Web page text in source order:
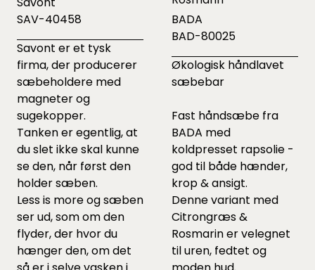
SAV-40458
Savont er et tysk
firma, der producerer
sæbeholdere med
magneter og
sugekopper.
Tanken er egentlig, at
du slet ikke skal kunne
se den, når først den
holder sæben.
Less is more og sæben
ser ud, som om den
flyder, der hvor du
hænger den, om det
BADA
BAD-80025
Økologisk håndlavet
sæbebar
Fast håndsæbe fra
BADA med
koldpresset rapsolie -
god til både hænder,
krop & ansigt.
Denne variant med
Citrongræs &
Rosmarin er velegnet
til uren, fedtet og